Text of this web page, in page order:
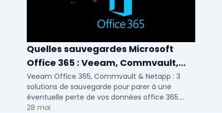
Quelles sauvegardes Microsoft
Office 365 : Veeam, Commvault,
Netapp
Veeam Office 365, Commvault & Netapp : 3
solutions de sauvegarde pour parer à une
éventuelle perte de vos données office 365.
Voici notre ...
28 mai